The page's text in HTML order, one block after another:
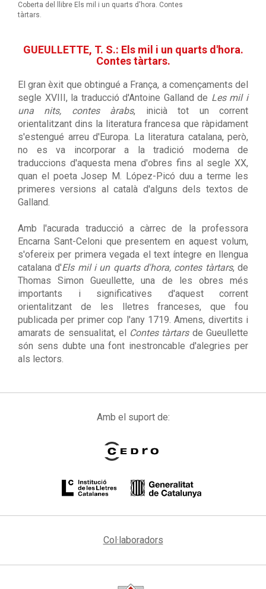
Coberta del llibre Els mil i un quarts d'hora. Contes
tàrtars.
GUEULLETTE, T. S.: Els mil i un quarts d'hora.
Contes tàrtars.
El gran èxit que obtingué a França, a començaments del
segle XVIII, la traducció d'Antoine Galland de Les mil i
una nits, contes àrabs, inicià tot un corrent
orientalitzant dins la literatura francesa que ràpidament
s'estengué arreu d'Europa. La literatura catalana, però,
no es va incorporar a la tradició moderna de
traduccions d'aquesta mena d'obres fins al segle XX,
quan el poeta Josep M. López-Picó duu a terme les
primeres versions al català d'alguns dels textos de
Galland.
Amb l'acurada traducció a càrrec de la professora
Encarna Sant-Celoni que presentem en aquest volum,
s'ofereix per primera vegada el text íntegre en llengua
catalana d'Els mil i un quarts d'hora, contes tàrtars, de
Thomas Simon Gueullette, una de les obres més
importants i significatives d'aquest corrent
orientalitzant de les lletres franceses, que fou
publicada per primer cop l'any 1719. Amens, divertits i
amarats de sensualitat, el Contes tàrtarsde Gueullette
són sens dubte una font inestroncable d'alegries per
als lectors.
Amb el suport de:
Col·laboradors